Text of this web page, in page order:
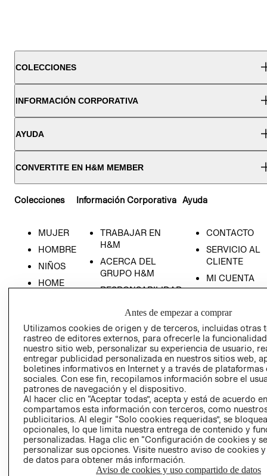
COLECCIONES
INFORMACIÓN CORPORATIVA
AYUDA
CONVERTITE EN H&M MEMBER
Colecciones
MUJER
HOMBRE
NIÑOS
HOME
Información Corporativa
TRABAJAR EN
H&M
ACERCA DEL
GRUPO H&M
RESPONSABILIDAD
PRENSA
RELACIÓN CON
INVERSIONISTAS
POLÍTICA
EMPRESARIAL
Ayuda
CONTACTO
SERVICIO AL
CLIENTE
MI CUENTA
- RETIRO EN
TIENDA
TÉRMINOS Y
CONDICIONES
PRIVACIDAD
GIFT CARD
AVISO DE
COOKIES
Antes de empezar a comprar
Utilizamos cookies de origen y de terceros, incluidas otras
rastreo de editores externos, para ofrecerle la
nuestro sitio web, personalizar su experiencia de usuario,
entregar publicidad personalizada en nuestros sitios web,
boletines informativos en Internet y a través de plataformas
sociales. Con ese fin, recopilamos información sobre el
patrones de navegación y el dispositivo.
Al hacer clic en “Aceptar todas”, acepta y está de acuerdo
compartamos esta información con terceros, como
publicitarios. Al elegir “Solo cookies requeridas”, se
opcionales, lo que limita nuestra entrega de contenido y
personalizadas. Haga clic en “Configuración de cookies y
personalizar sus opciones. Visite nuestro aviso de cookies
de datos para obtener más información.
Aviso de cookies y uso compartido de datos